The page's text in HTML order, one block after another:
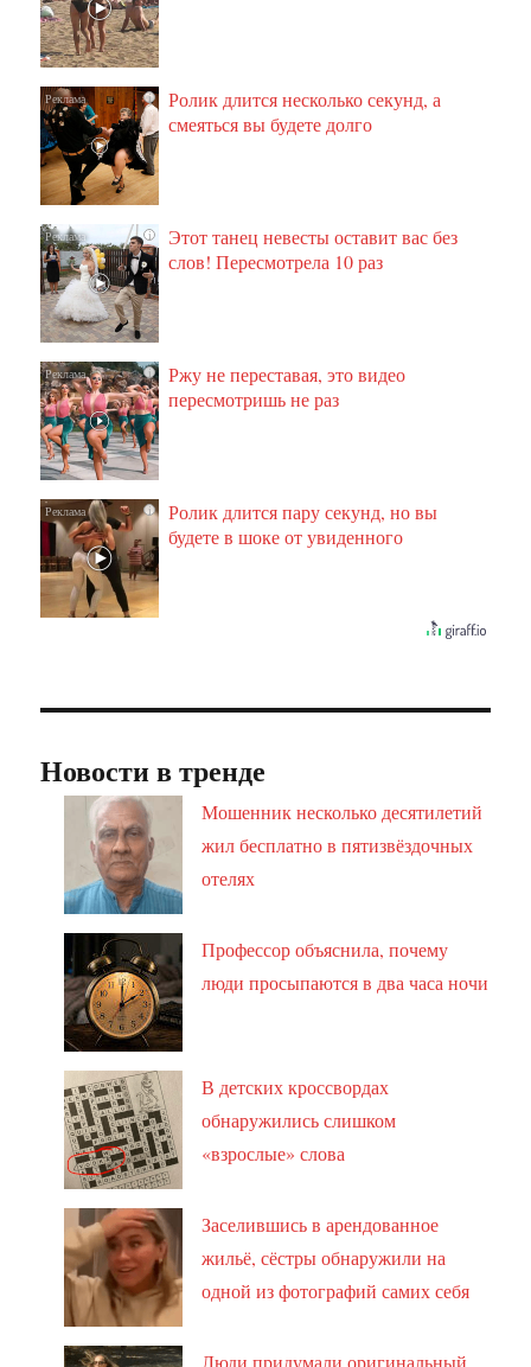
i
Ролик длится несколько секунд, а
смеяться вы будете долго
i
Этот танец невесты оставит вас без
слов! Пересмотрела 10 раз
i
Ржу не переставая, это видео
пересмотришь не раз
i
Ролик длится пару секунд, но вы
будете в шоке от увиденного
Новости в тренде
Мошенник несколько десятилетий
жил бесплатно в пятизвёздочных
отелях
Профессор объяснила, почему
люди просыпаются в два часа ночи
В детских кроссвордах
обнаружились слишком
«взрослые» слова
Заселившись в арендованное
жильё, сёстры обнаружили на
одной из фотографий самих себя
Люди придумали оригинальный